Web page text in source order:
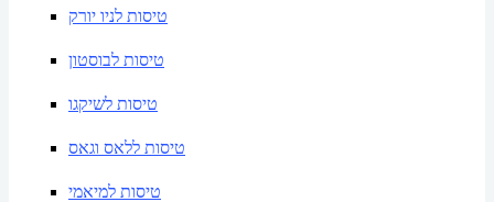
טיסות לניו יורק
טיסות לבוסטון
טיסות לשיקגו
טיסות ללאס וגאס
טיסות למיאמי